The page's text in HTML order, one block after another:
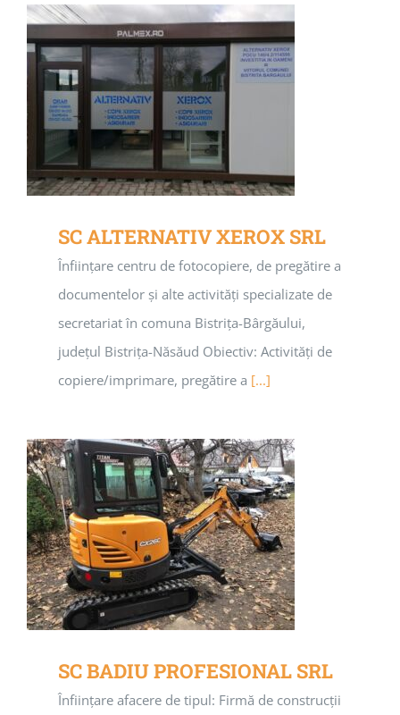
SC ALTERNATIV XEROX SRL
Înființare centru de fotocopiere, de pregătire a
documentelor și alte activități specializate de
secretariat în comuna Bistrița-Bârgăului,
județul Bistrița-Năsăud Obiectiv: Activități de
copiere/imprimare, pregătire a [...]
SC BADIU PROFESIONAL SRL
Înființare afacere de tipul: Firmă de construcții